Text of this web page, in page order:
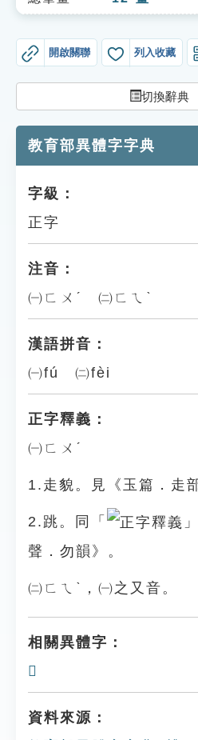
貓頭鷹博士
開啟關聯 列入收藏
切換辭典
教育部異體字字典
字級：
正字
注音：
㈠ㄈㄨˊ ㈡ㄈㄟˋ
漢語拼音：
㈠fú ㈡fèi
正字釋義：
㈠ㄈㄨˊ
1.走貌。見《玉篇．走
2.跳。同「
聲．勿韻》。
㈡ㄈㄟˋ，㈠之又音。
相關異體字：
𧼗
資料來源：